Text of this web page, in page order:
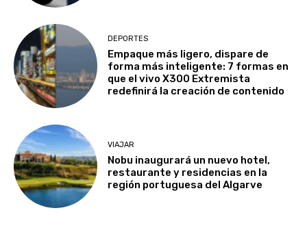
DEPORTES
Empaque más ligero, dispare de
forma más inteligente: 7 formas en
que el vivo X300 Extremista
redefinirá la creación de contenido
VIAJAR
Nobu inaugurará un nuevo hotel,
restaurante y residencias en la
región portuguesa del Algarve